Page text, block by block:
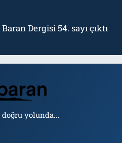
Dergisi 54. sayı çıktı
yolunda...